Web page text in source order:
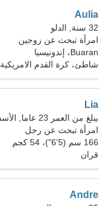
Aulia
32 سنة, الدلو
امرأة تبحث عن زوجين
Buaran، إندونيسيا
شاطئ، كرة القدم الامريكية
Lia
يبلغ من العمر 23 عاما, الأسد
امرأة تبحث عن رجل
166 سم (5'6")، 54 كجم
(119 رطلا)
قران
Andre